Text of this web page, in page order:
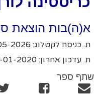
א(ה)בות הוצאת
ת. כניסה לקטלוג: 20-05-2026
ת. עדכון אחרון: 06-01-2020
שתף ספר